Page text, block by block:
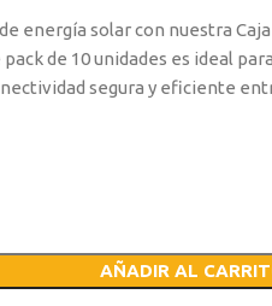
energía solar con nuestra
de 10 unidades es ideal
segura y eficiente
AÑADIR AL